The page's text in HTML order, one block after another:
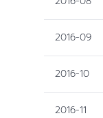
2016-09
2016-10
2016-11